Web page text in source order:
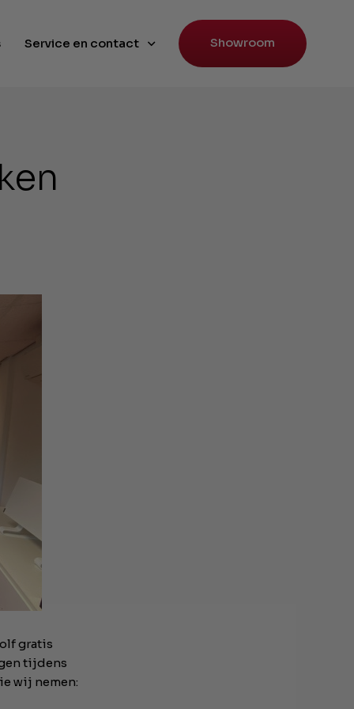
Service en contact Showroom
gratis
tijdens
wij nemen: